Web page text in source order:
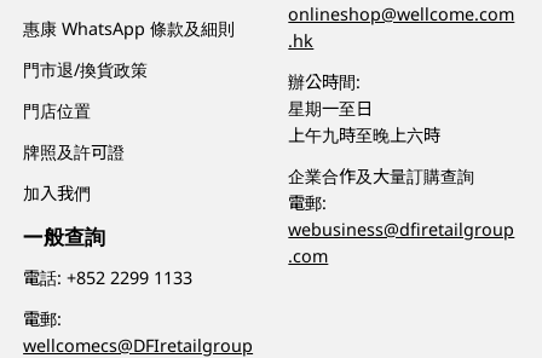
惠康 WhatsApp 條款及細則
門市退/換貨政策
門店位置
牌照及許可證
加入我們
一般查詢
電話:+852 2299 1133
電郵:
wellcomecs@DFIretailgroup
onlineshop@wellcome.com
.hk
辦公時間:
星期一至日
上午九時至晚上六時
企業合作及大量訂購查詢
電郵:
webusiness@dfiretailgroup
.com